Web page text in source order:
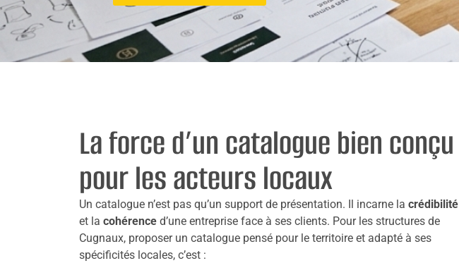
La force d’un catalogue bien conçu
pour les acteurs locaux
Un catalogue n’est pas qu’un support de présentation. Il incarne la crédibilité
et la cohérence d’une entreprise face à ses clients. Pour les structures de
Cugnaux, proposer un catalogue pensé pour le territoire et adapté à ses
spécificités locales, c’est :